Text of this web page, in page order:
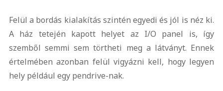
Felül a bordás kialakítás szintén egyedi és jól is néz ki.
A ház tetején kapott helyet az I/O panel is, így
szemből semmi sem törtheti meg a látványt. Ennek
értelmében azonban felül vigyázni kell, hogy legyen
hely például egy pendrive-nak.